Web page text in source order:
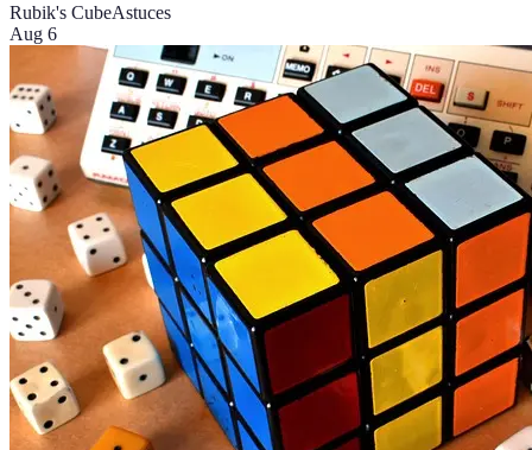
Rubik's CubeAstuces
Aug 6